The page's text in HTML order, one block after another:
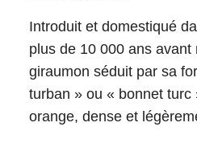
Introduit et domestiqué
plus de 10 000 ans avant
giraumon séduit par sa
turban » ou « bonnet turc
orange, dense et